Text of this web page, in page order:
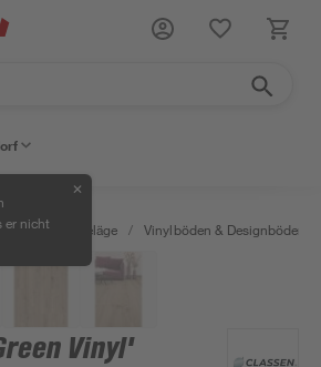
er nicht
✕
/ Bodenbeläge / Vinylböden & Designböden
Vinyl'